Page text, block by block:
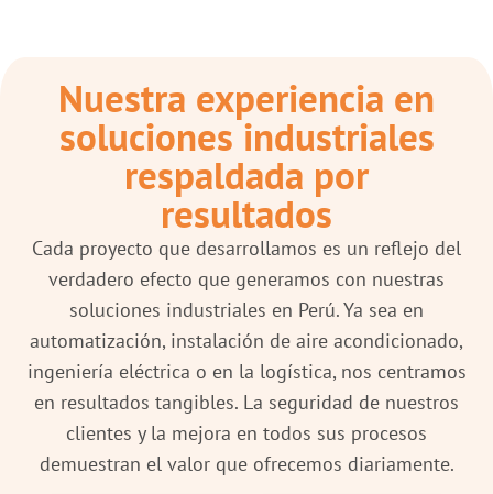
Nuestra experiencia en
soluciones industriales
respaldada por
resultados
Cada proyecto que desarrollamos es un reflejo del
verdadero efecto que generamos con nuestras
soluciones industriales en Perú. Ya sea en
automatización, instalación de aire acondicionado,
ingeniería eléctrica o en la logística, nos centramos
en resultados tangibles. La seguridad de nuestros
clientes y la mejora en todos sus procesos
demuestran el valor que ofrecemos diariamente.